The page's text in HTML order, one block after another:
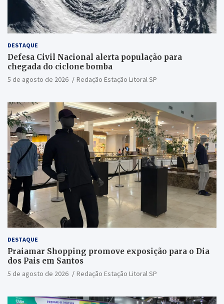
DESTAQUE
Defesa Civil Nacional alerta população para
chegada do ciclone bomba
5 de agosto de 2026 Redação Estação Litoral SP
DESTAQUE
Praiamar Shopping promove exposição para o Dia
dos Pais em Santos
5 de agosto de 2026 Redação Estação Litoral SP